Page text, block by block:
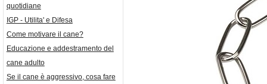
quotidiane
IGP - Utilita' e Difesa
Come motivare il cane?
Educazione e addestramento del
cane adulto
Se il cane è aggressivo, cosa fare